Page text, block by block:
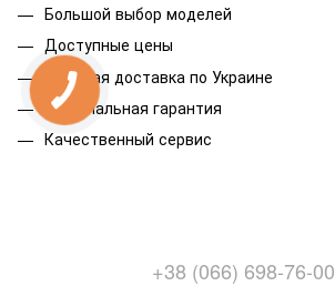
Большой выбор моделей
Доступные цены
Быстрая доставка по Украине
Официальная гарантия
Качественный сервис
+38 (066) 698-76-00